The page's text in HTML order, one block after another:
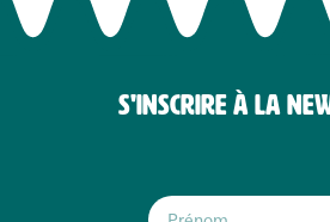
S'INSCRIRE À LA